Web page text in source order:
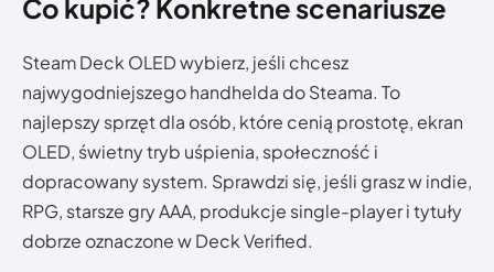
Co kupić? Konkretne scenariusze
Steam Deck OLED wybierz, jeśli chcesz
najwygodniejszego handhelda do Steama. To
najlepszy sprzęt dla osób, które cenią prostotę, ekran
OLED, świetny tryb uśpienia, społeczność i
dopracowany system. Sprawdzi się, jeśli grasz w indie,
RPG, starsze gry AAA, produkcje single-player i tytuły
dobrze oznaczone w Deck Verified.